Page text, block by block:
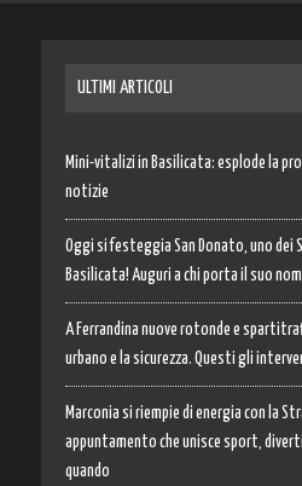
ULTIMI ARTICOLI
Mini-vitalizi in Basilicata: esplode la
notizie
Oggi si festeggia San Donato, uno dei
Basilicata! Auguri a chi porta il suo
A Ferrandina nuove rotonde e
urbano e la sicurezza. Questi gli
Marconia si riempie di energia con la
appuntamento che unisce sport,
quando